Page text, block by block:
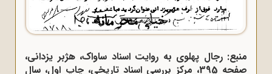
منبع: رجال پهلوی به روایت اسناد ساواک، هژبر یزدانی،
صفحه 395، مرکز بررسی اسناد تاریخی، چاپ اول، سال